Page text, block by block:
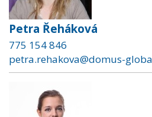
Petra Řeháková
775 154 846
petra.rehakova@domus-